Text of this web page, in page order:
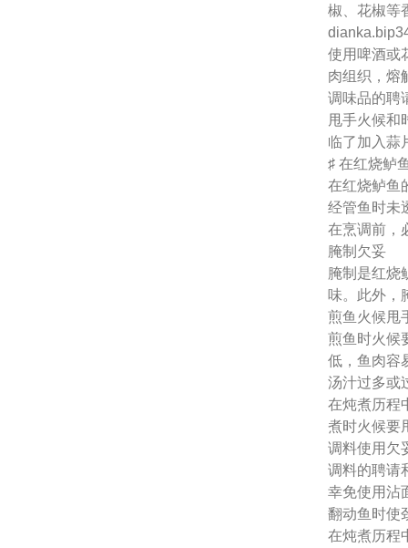
椒、花椒等
使用啤酒或
肉组织，熔
调味品的聘
甩手火候和
临了加入蒜
♯ 在红烧鲈
在红烧鲈鱼
经管鱼时未
在烹调前，
腌制欠妥
腌制是红烧
味。此外，
煎鱼火候甩
煎鱼时火候
低，鱼肉容
汤汁过多或
在炖煮历程
煮时火候要
调料使用欠
调料的聘请
幸免使用沾
翻动鱼时使
在炖煮历程